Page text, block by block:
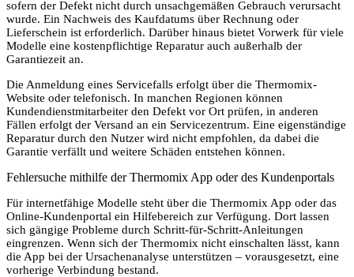
sofern der Defekt nicht durch unsachgemäßen Gebrauch verursacht
wurde. Ein Nachweis des Kaufdatums über Rechnung oder
Lieferschein ist erforderlich. Darüber hinaus bietet Vorwerk für viele
Modelle eine kostenpflichtige Reparatur auch außerhalb der
Garantiezeit an.
Die Anmeldung eines Servicefalls erfolgt über die Thermomix-
Website oder telefonisch. In manchen Regionen können
Kundendienstmitarbeiter den Defekt vor Ort prüfen, in anderen
Fällen erfolgt der Versand an ein Servicezentrum. Eine eigenständige
Reparatur durch den Nutzer wird nicht empfohlen, da dabei die
Garantie verfällt und weitere Schäden entstehen können.
Fehlersuche mithilfe der Thermomix App oder des Kundenportals
Für internetfähige Modelle steht über die Thermomix App oder das
Online-Kundenportal ein Hilfebereich zur Verfügung. Dort lassen
sich gängige Probleme durch Schritt-für-Schritt-Anleitungen
eingrenzen. Wenn sich der Thermomix nicht einschalten lässt, kann
die App bei der Ursachenanalyse unterstützen – vorausgesetzt, eine
vorherige Verbindung bestand.